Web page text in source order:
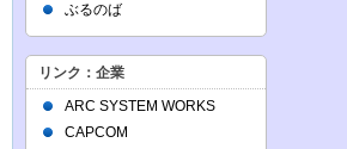
ぶるのば
リンク：企業
ARC SYSTEM WORKS
CAPCOM